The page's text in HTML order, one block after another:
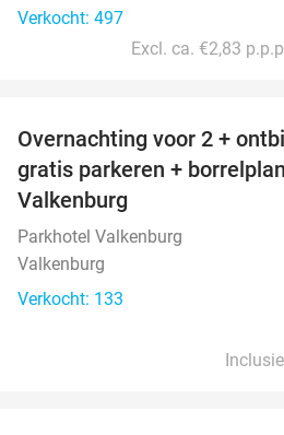
Verkocht: 497
Excl. ca. €2,83
Overnachting voor 2 +
gratis parkeren +
Valkenburg
Parkhotel Valkenburg
Valkenburg
Verkocht: 133